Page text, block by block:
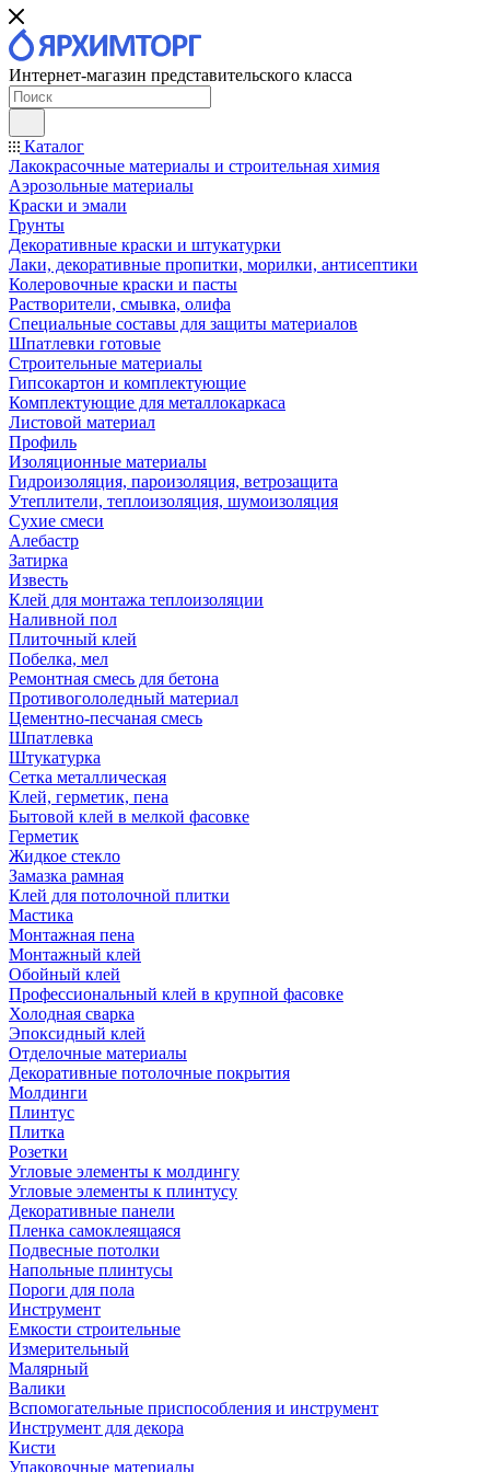
Интернет-магазин представительского класса
Каталог
Лакокрасочные материалы и строительная химия
Аэрозольные материалы
Краски и эмали
Грунты
Декоративные краски и штукатурки
Лаки, декоративные пропитки, морилки, антисептики
Колеровочные краски и пасты
Растворители, смывка, олифа
Специальные составы для защиты материалов
Шпатлевки готовые
Строительные материалы
Гипсокартон и комплектующие
Комплектующие для металлокаркаса
Листовой материал
Профиль
Изоляционные материалы
Гидроизоляция, пароизоляция, ветрозащита
Утеплители, теплоизоляция, шумоизоляция
Сухие смеси
Алебастр
Затирка
Известь
Клей для монтажа теплоизоляции
Наливной пол
Плиточный клей
Побелка, мел
Ремонтная смесь для бетона
Противогололедный материал
Цементно-песчаная смесь
Шпатлевка
Штукатурка
Сетка металлическая
Клей, герметик, пена
Бытовой клей в мелкой фасовке
Герметик
Жидкое стекло
Замазка рамная
Клей для потолочной плитки
Мастика
Монтажная пена
Монтажный клей
Обойный клей
Профессиональный клей в крупной фасовке
Холодная сварка
Эпоксидный клей
Отделочные материалы
Декоративные потолочные покрытия
Молдинги
Плинтус
Плитка
Розетки
Угловые элементы к молдингу
Угловые элементы к плинтусу
Декоративные панели
Пленка самоклеящаяся
Подвесные потолки
Напольные плинтусы
Пороги для пола
Инструмент
Емкости строительные
Измерительный
Малярный
Валики
Вспомогательные приспособления и инструмент
Инструмент для декора
Кисти
Упаковочные материалы